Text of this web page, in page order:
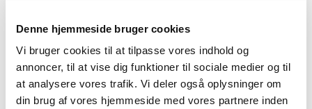
Denne hjemmeside bruger cookies
Vi bruger cookies til at tilpasse vores indhold og
annoncer, til at vise dig funktioner til sociale medier og til
at analysere vores trafik. Vi deler også oplysninger om
din brug af vores hjemmeside med vores partnere inden
Hvis du kan svare ja til disse spørgsmål, så er KFUM
spejderne noget for dig, og hvis du vil vide mere og